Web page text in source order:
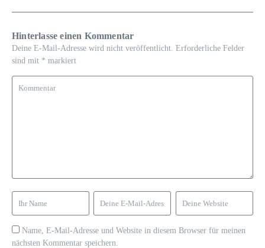
Hinterlasse einen Kommentar
Deine E-Mail-Adresse wird nicht veröffentlicht. Erforderliche Felder
sind mit * markiert
Name, E-Mail-Adresse und Website in diesem Browser für meinen
nächsten Kommentar speichern.